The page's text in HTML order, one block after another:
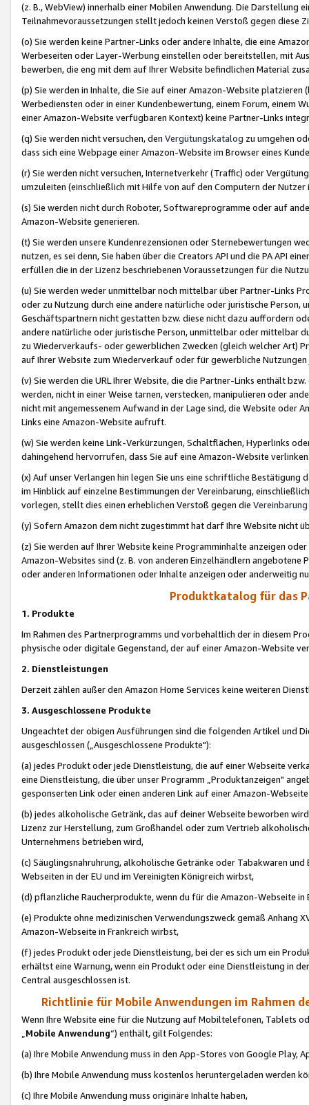
(z. B., WebView) innerhalb einer Mobilen Anwendung. Die Darstellung
Teilnahmevoraussetzungen stellt jedoch keinen Verstoß gegen diese
(o) Sie werden keine Partner-Links oder andere Inhalte, die eine
Werbeseiten oder Layer-Werbung einstellen oder bereitstellen, mit
bewerben, die eng mit dem auf Ihrer Website befindlichen Material
(p) Sie werden in Inhalte, die Sie auf einer Amazon-Website
Werbediensten oder in einer Kundenbewertung, einem Forum, einem
einer Amazon-Website verfügbaren Kontext) keine Partner-Links
(q) Sie werden nicht versuchen, den Vergütungskatalog zu umgehen
dass sich eine Webpage einer Amazon-Website im Browser eines
(r) Sie werden nicht versuchen, Internetverkehr (Traffic) oder
umzuleiten (einschließlich mit Hilfe von auf den Computern der
(s) Sie werden nicht durch Roboter, Softwareprogramme oder auf
Amazon-Website generieren.
(t) Sie werden unsere Kundenrezensionen oder Sternebewertungen
nutzen, es sei denn, Sie haben über die Creators API und die PA API
erfüllen die in der Lizenz beschriebenen Voraussetzungen für die
(u) Sie werden weder unmittelbar noch mittelbar über Partner-Links
oder zu Nutzung durch eine andere natürliche oder juristische
Geschäftspartnern nicht gestatten bzw. diese nicht dazu auffordern
andere natürliche oder juristische Person, unmittelbar oder mittelbar
zu Wiederverkaufs- oder gewerblichen Zwecken (gleich welcher Art)
auf Ihrer Website zum Wiederverkauf oder für gewerbliche
(v) Sie werden die URL Ihrer Website, die die Partner-Links enthält
werden, nicht in einer Weise tarnen, verstecken, manipulieren oder
nicht mit angemessenem Aufwand in der Lage sind, die Website oder
Links eine Amazon-Website aufruft.
(w) Sie werden keine Link-Verkürzungen, Schaltflächen, Hyperlinks
dahingehend hervorrufen, dass Sie auf eine Amazon-Website
(x) Auf unser Verlangen hin legen Sie uns eine schriftliche
im Hinblick auf einzelne Bestimmungen der Vereinbarung,
vorlegen, stellt dies einen erheblichen Verstoß gegen die Vereinbarung
(y) Sofern Amazon dem nicht zugestimmt hat darf Ihre Website nicht
(z) Sie werden auf Ihrer Website keine Programminhalte anzeigen
Amazon-Websites sind (z. B. von anderen Einzelhändlern
oder anderen Informationen oder Inhalte anzeigen oder anderweitig
Produktkatalog für das
1. Produkte
Im Rahmen des Partnerprogramms und vorbehaltlich der in diesem
physische oder digitale Gegenstand, der auf einer Amazon-Website
2. Dienstleistungen
Derzeit zählen außer den Amazon Home Services keine weiteren
3. Ausgeschlossene Produkte
Ungeachtet der obigen Ausführungen sind die folgenden Artikel und
ausgeschlossen („Ausgeschlossene Produkte"):
(a) jedes Produkt oder jede Dienstleistung, die auf einer Webseite
eine Dienstleistung, die über unser Programm „Produktanzeigen"
gesponserten Link oder einen anderen Link auf einer Amazon-
(b) jedes alkoholische Getränk, das auf deiner Webseite beworben
Lizenz zur Herstellung, zum Großhandel oder zum Vertrieb
Unternehmens betrieben wird,
(c) Säuglingsnahruhrung, alkoholische Getränke oder Tabakwaren
Webseiten in der EU und im Vereinigten Königreich wirbst,
(d) pflanzliche Raucherprodukte, wenn du für die Amazon-Webseite in
(e) Produkte ohne medizinischen Verwendungszweck gemäß Anhang
Amazon-Webseite in Frankreich wirbst,
(f) jedes Produkt oder jede Dienstleistung, bei der es sich um ein
erhältst eine Warnung, wenn ein Produkt oder eine Dienstleistung in
Central ausgeschlossen ist.
Richtlinie für Mobile Anwendungen im Rahmen
Wenn Ihre Website eine für die Nutzung auf Mobiltelefonen, Tablets
„Mobile Anwendung“) enthält, gilt Folgendes:
(a) Ihre Mobile Anwendung muss in den App-Stores von Google Play,
(b) Ihre Mobile Anwendung muss kostenlos heruntergeladen werden
(c) Ihre Mobile Anwendung muss originäre Inhalte haben,